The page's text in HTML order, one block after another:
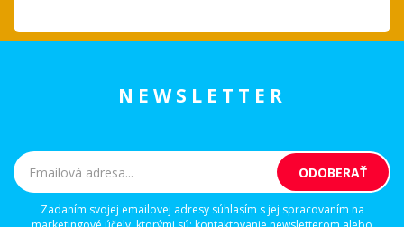
NEWSLETTER
Zadaním svojej emailovej adresy súhlasím s jej spracovaním na